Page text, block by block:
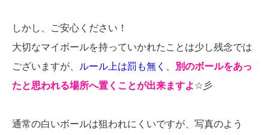
しかし、ご安心ください！
大切なマイボールを持っていかれたことは少し残念では
ございますが、
ルール上は罰も無く
別のボールをあっ
たと思われる場所へ置くことが出来ますよ ☆彡
通常の白いボールは狙われにくいですが、写真のよう